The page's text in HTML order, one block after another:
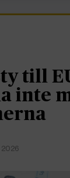
till
inte
2026